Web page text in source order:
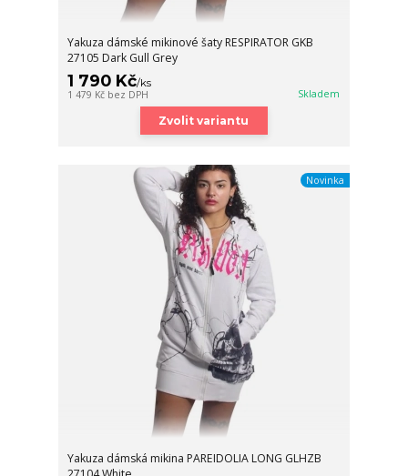
Yakuza dámské mikinové šaty RESPIRATOR GKB
27105 Dark Gull Grey
1 790 Kč/ks
1 479 Kč bez DPH Skladem
Zvolit variantu
Novinka
Yakuza dámská mikina PAREIDOLIA LONG GLHZB